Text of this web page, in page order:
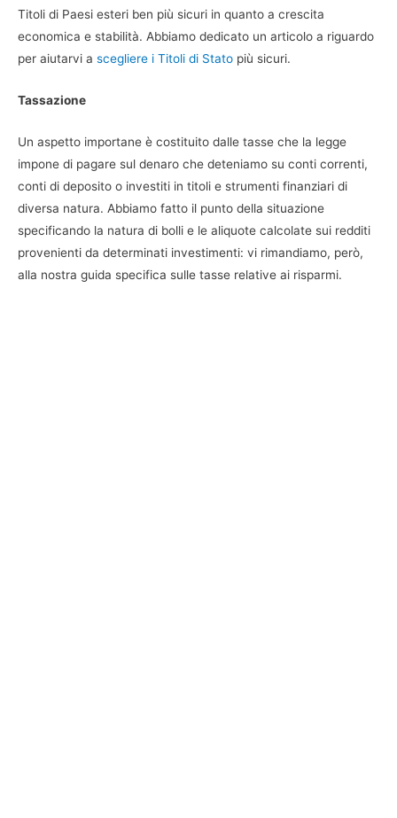
Titoli di Paesi esteri ben più sicuri in quanto a crescita
economica e stabilità. Abbiamo dedicato un articolo a riguardo
per aiutarvi a scegliere i Titoli di Stato più sicuri.
Tassazione
Un aspetto importane è costituito dalle tasse che la legge
impone di pagare sul denaro che deteniamo su conti correnti,
conti di deposito o investiti in titoli e strumenti finanziari di
diversa natura. Abbiamo fatto il punto della situazione
specificando la natura di bolli e le aliquote calcolate sui redditi
provenienti da determinati investimenti: vi rimandiamo, però,
alla nostra guida specifica sulle tasse relative ai risparmi.